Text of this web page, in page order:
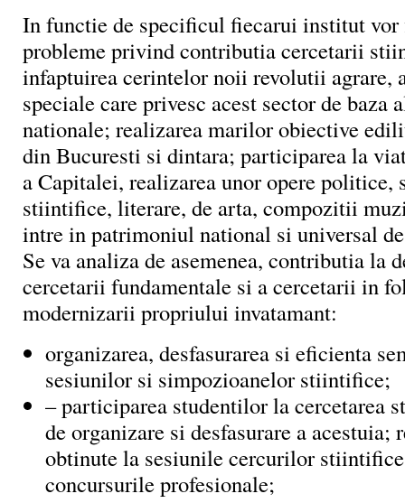
In functie de specificul fiecarui institut
probleme privind contributia cercetarii
infaptuirea cerintelor noii revolutii agrare,
speciale care privesc acest sector de baza
nationale; realizarea marilor obiective
din Bucuresti si dintara; participarea la
a Capitalei, realizarea unor opere politice,
stiintifice, literare, de arta, compozitii
intre in patrimoniul national si universal
Se va analiza de asemenea, contributia la
cercetarii fundamentale si a cercetarii in
modernizarii propriului invatamant:
organizarea, desfasurarea si eficienta
sesiunilor si simpozioanelor stiintifice;
– participarea studentilor la cercetarea
de organizare si desfasurare a acestuia;
obtinute la sesiunile cercurilor
concursurile profesionale;